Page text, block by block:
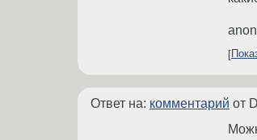
Ответ на: комментарий от